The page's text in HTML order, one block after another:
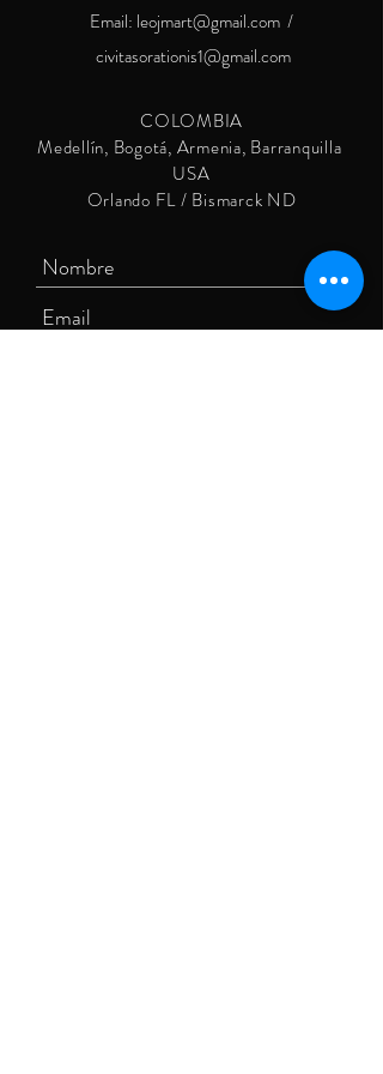
Email: leojmart@gmail.com /
civitasorationis1@gmail.com
COLOMBIA
Medellín, Bogotá, Armenia, Barranquilla
USA
Orlando FL / Bismarck ND